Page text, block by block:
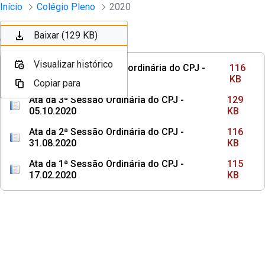
Pular para o Conteúdo principal
Sessões e Reuniões - Documentos
Início Colégio Pleno 2020
Ordenar Filtro
Ata da 1ª Sessão Extraordinária do CPJ -
09.11.2020
116
KB
Ata da 3ª Sessão Ordinária do CPJ -
05.10.2020
129
KB
Ata da 2ª Sessão Ordinária do CPJ -
31.08.2020
116
KB
Ata da 1ª Sessão Ordinária do CPJ -
17.02.2020
115
KB
Baixar (116 KB)
Visualizar histórico
Copiar para
Baixar (129 KB)
Visualizar histórico
Copiar para